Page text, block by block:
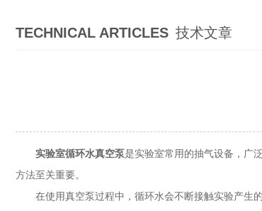
TECHNICAL ARTICLES 技术文章
实验室循环水真空泵是实验室常用的抽气设备，广
方法至关重要。
在使用真空泵过程中，循环水会不断接触实验产生的